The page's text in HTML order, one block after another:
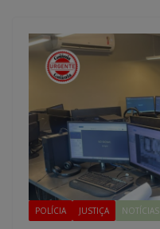
POLÍCIA JUSTIÇA NOTÍCIAS